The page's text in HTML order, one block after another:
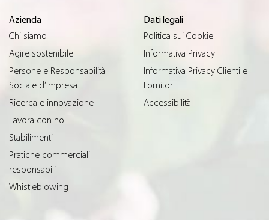
Azienda
Chi siamo
Agire sostenibile
Persone e Responsabilità
Sociale d’Impresa
Ricerca e innovazione
Lavora con noi
Stabilimenti
Pratiche commerciali
responsabili
Whistleblowing
Dati legali
Politica sui Cookie
Informativa Privacy
Informativa Privacy Clienti e
Fornitori
Accessibilità